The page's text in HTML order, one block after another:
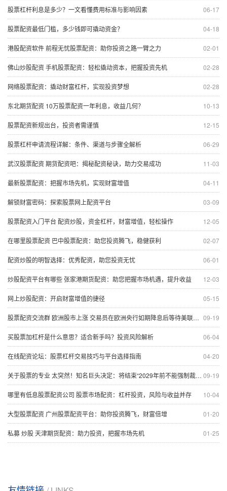
06-17
股票杠杆利息是多少？一文看懂费用标准与影响因素
04-18
股票配资最低门槛，多少钱即可撬动资金？
02-01
港股配资软件 前程无忧股票配资：助你投资之路一臂之力
02-28
佛山炒股配资 手机股票配资：轻松撬动资本，把握投资先机
02-28
网络股票配资：撬动财富杠杆，实现投资梦想
10-13
东北期货配资 10万股票配资一年利息，收益几何？
12-15
股票配资新规出台，投资者需谨慎
06-29
股票杠杆申请流程详解：条件、渠道与步骤全解析
11-03
武汉股票配资 期货配资吧：揭秘配资秘诀，助力交易成功
04-11
最新股票配资：把握市场先机，实现财富增值
03-09
解锁财富密码：探索股票网上配资平台
12-05
股票配资入门平台 配资炒股，资金杠杆，财富增值，轻松操作
02-07
在哪里股票配资 巴中股票配资：助您投资腾飞，稳健获利
06-01
配资炒股的明智选择：优秀配资，助您投资无忧
12-03
炒股配资平台有哪些 张家港期货配资：助您把握市场机遇，提升收益
05-15
网上炒股配资：开启财富增值的捷径
09-19
股票配资交流群 欧洲股市上涨 交易员在欧洲央行如期降息后等待美联储行动
06-04
买股票加杠杆是什么意思？适合新手吗？投资风险解析
04-20
在线配资论坛：股票杠杆交易技巧与平台选择指南
09-19
关于股票的专业 太突然！知名巨头决定：将结束“2029年前不能强制裁员”协议！CEO直言：蛋糕变小，但餐桌的客人却更多了
10-04
哪里有低息股票配资公司 股票市场配资：杠杆投资，风险与收益并存
01-20
大型股票配资 广州股票配资平台：助你投资腾飞，财富倍增
01-25
私募 炒股 天津期货配资：助力投资，把握市场先机